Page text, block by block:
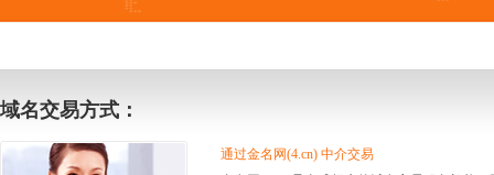
域名交易方式：
通过金名网(4.cn) 中介交易